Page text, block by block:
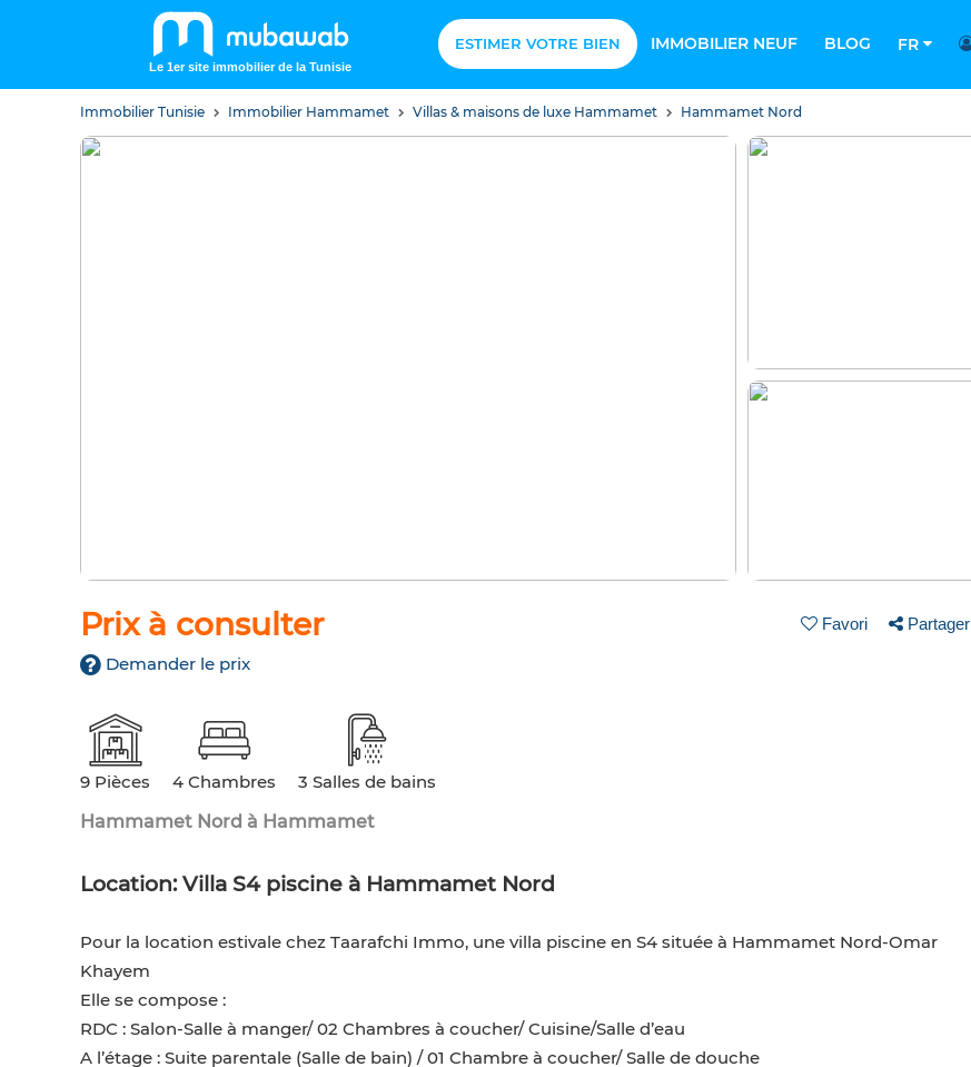
Le 1er site immobilier de la Tunisie
ESTIMER VOTRE BIEN IMMOBILIER NEUF BLOG FR
Immobilier Tunisie Immobilier Hammamet Villas & maisons de luxe Hammamet Hammamet Nord
Prix à consulter Favori Partager
Demander le prix
9 Pièces 4 Chambres
3 Salles de bains
Hammamet Nord à Hammamet
Location: Villa S4 piscine à Hammamet Nord
Pour la location estivale chez Taarafchi Immo, une villa piscine en S4 située à Hammamet Nord-Omar
Khayem
Elle se compose :
RDC : Salon-Salle à manger/ 02 Chambres à coucher/ Cuisine/Salle d’eau
A l’étage : Suite parentale (Salle de bain) / 01 Chambre à coucher/ Salle de douche